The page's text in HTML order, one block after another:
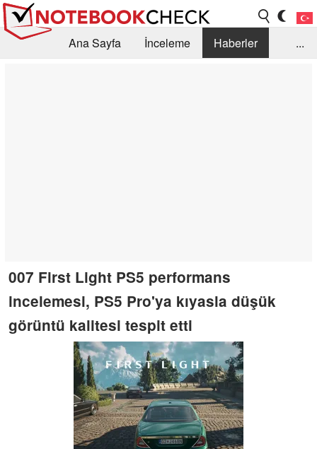
Ana Sayfa İnceleme
Haberler
...
007 First Light PS5 performans
incelemesi, PS5 Pro'ya kıyasla düşük
görüntü kalitesi tespit etti